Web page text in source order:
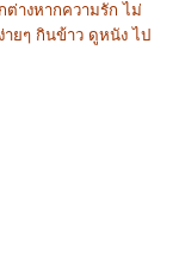
างหากความรัก ไม่
ายๆ กินข้าว ดูหนัง ไป